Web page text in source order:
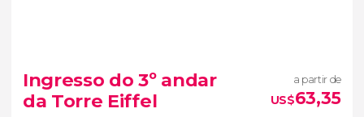
ingresso do Museu do Louvre
audioguia.Além
disso, você terá umacompanhante
para a Mona
Ingresso do 3º andar
da Torre Eiffel
a partir de
US$63,35